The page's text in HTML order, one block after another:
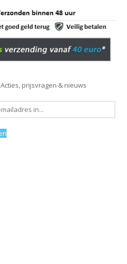
Acties, prijsvragen & nieuws